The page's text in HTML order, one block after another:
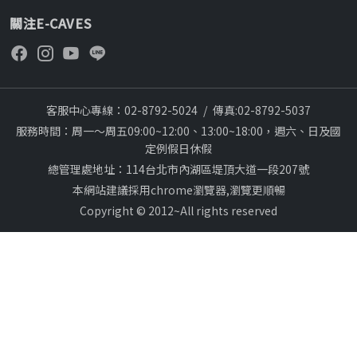
關注E-CAVES
客服中心專線：02-8792-5024 / 傳真:02-8792-5037
服務時間：周一～周五09:00~12:00、13:00~18:00，週六、日及國
定例假日休假
總管理處地址：114台北市內湖區堤頂大道一段207號
本網站建議採用chrome瀏覽器,瀏覽更順暢
Copyright © 2012~All rights reserved